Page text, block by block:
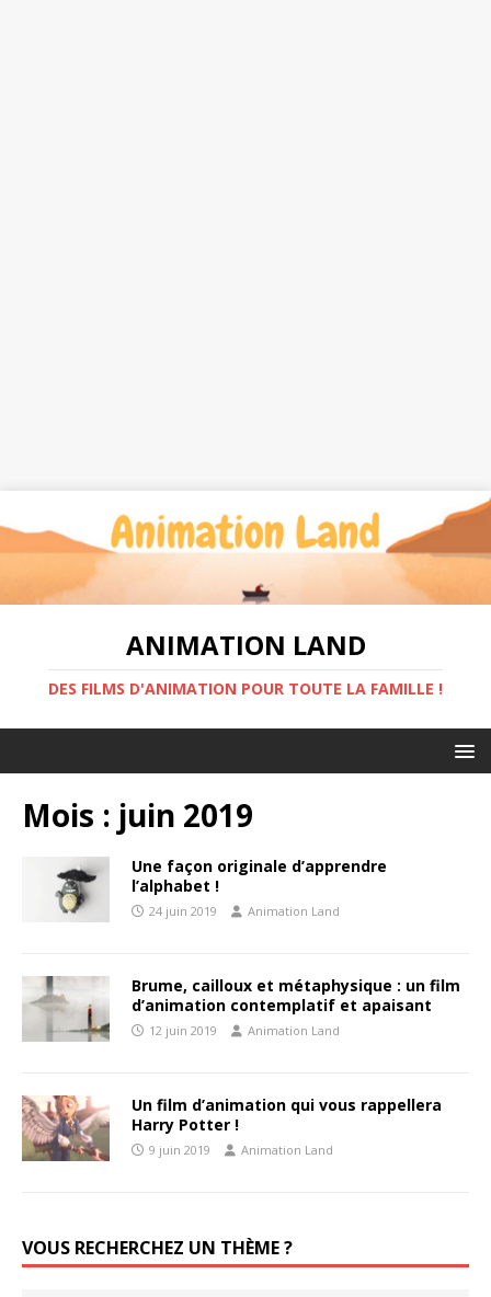
ANIMATION LAND
DES FILMS D'ANIMATION POUR TOUTE LA FAMILLE !
Mois : juin 2019
Une façon originale d’apprendre
l’alphabet !
24 juin 2019 Animation Land
Brume, cailloux et métaphysique : un film
d’animation contemplatif et apaisant
12 juin 2019 Animation Land
Un film d’animation qui vous rappellera
Harry Potter !
9 juin 2019 Animation Land
VOUS RECHERCHEZ UN THÈME ?